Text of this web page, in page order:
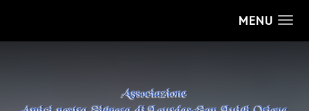
MENU